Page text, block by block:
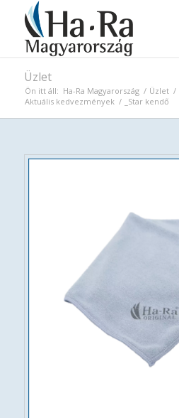
Üzlet
Ön itt áll: Ha-Ra Magyarország / Üzlet /
Aktuális kedvezmények / _Star kendő